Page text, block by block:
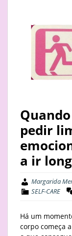
pedir
a ir
Margarida
SELF-CARE
Há um
corpo começa
BEAUTY
MUSIC
BUSINESS
ABOUT